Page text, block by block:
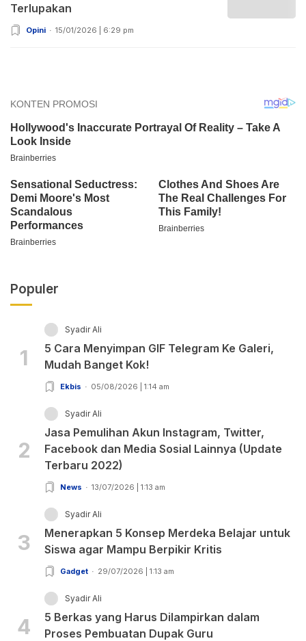
Terlupakan
Opini 15/01/2026 | 6:29 pm
Populer
1
Syadir Ali
5 Cara Menyimpan GIF Telegram Ke Galeri,
Mudah Banget Kok!
Ekbis 05/08/2026 | 1:14 am
2
Syadir Ali
Jasa Pemulihan Akun Instagram, Twitter,
Facebook dan Media Sosial Lainnya (Update
Terbaru 2022)
News 13/07/2026 | 1:13 am
3
Syadir Ali
Menerapkan 5 Konsep Merdeka Belajar untuk
Siswa agar Mampu Berpikir Kritis
Gadget 29/07/2026 | 1:13 am
4
Syadir Ali
5 Berkas yang Harus Dilampirkan dalam
Proses Pembuatan Dupak Guru